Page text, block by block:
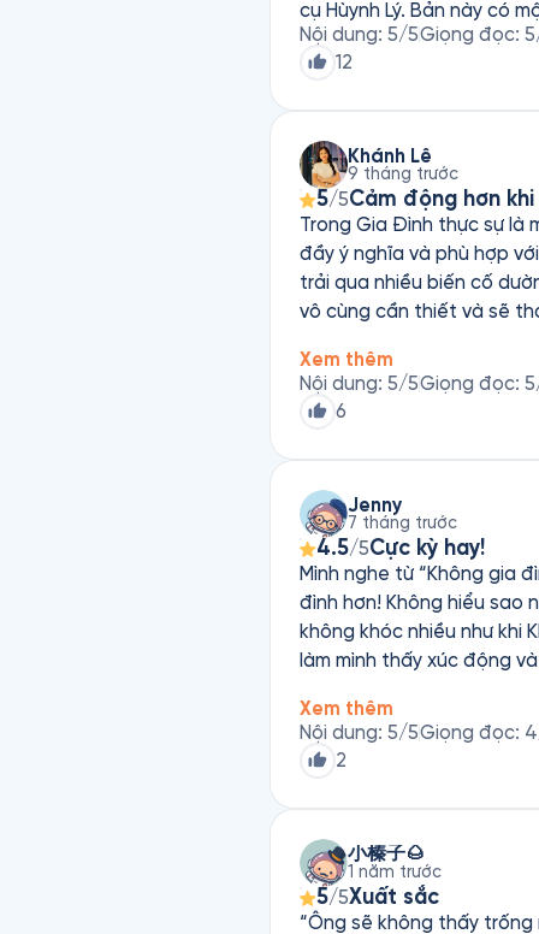
cụ Hùynh Lý. Bản này có
Nội dung: 5/5Giọng đọc: 5
12
Khánh Lê
9 tháng trước
5/5Cảm động hơn
Trong Gia Đình thực sự là
đầy ý nghĩa và phù hợp
trải qua nhiều biến cố
vô cùng cần thiết và sẽ thay đổi cuộc đời bạn
Xem thêm
Nội dung: 5/5Giọng đọc: 5
6
Jenny
7 tháng trước
4.5/5Cực kỳ hay!
Mình nghe từ “Không gia
đình hơn! Không hiểu sao
không khóc nhiều như khi
làm mình thấy xúc động
và vẫn luôn giữ được sự thiện lương hay
mình nể phục cách kể
thương, sự lạc quan
phúc, chỉ cần ta bước tiếp và sống thật
cần những liều thuốc tinh
Xem thêm
Nội dung: 5/5Giọng đọc: 4
2
小榛子🌰
1 năm trước
5/5Xuất sắc
“Ông sẽ không thấy